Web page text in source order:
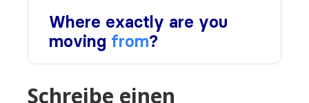
Schreibe einen